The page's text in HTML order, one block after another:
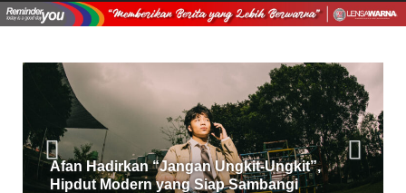
Afan Hadirkan “Jangan Ungkit-Ungkit”,
Hipdut Modern yang Siap Sambangi